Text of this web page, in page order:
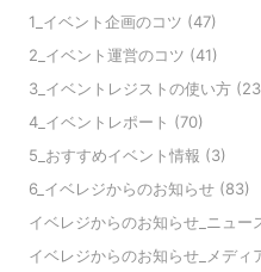
1_イベント企画のコツ (47)
2_イベント運営のコツ (41)
3_イベントレジストの使い方
4_イベントレポート (70)
5_おすすめイベント情報 (3)
6_イベレジからのお知らせ (83)
イベレジからのお知らせ_ニュー
イベレジからのお知らせ_メディ